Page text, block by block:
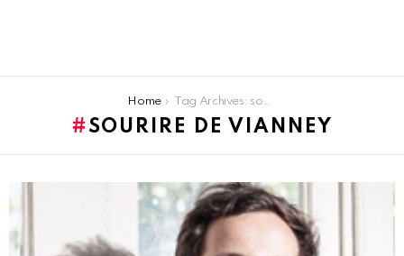
Home Tag Archives: sourire de Vianney
SOURIRE DE VIANNEY
STORIES